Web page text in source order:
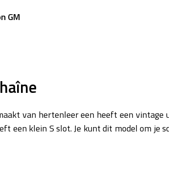
GM
van hertenleer een heeft een
een klein S slot. Je kunt dit model om je